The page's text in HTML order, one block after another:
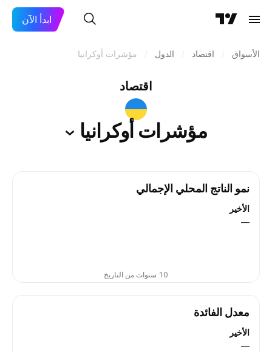
ابدأ الآن
الأسواق اقتصاد الدول مؤشرات أوكرانيا
اقتصاد
مؤشرات أوكرانيا
نمو الناتج المحلي الإجمالي
الأخير
—
10 سنوات من التاريخ
معدل الفائدة
الأخير
—